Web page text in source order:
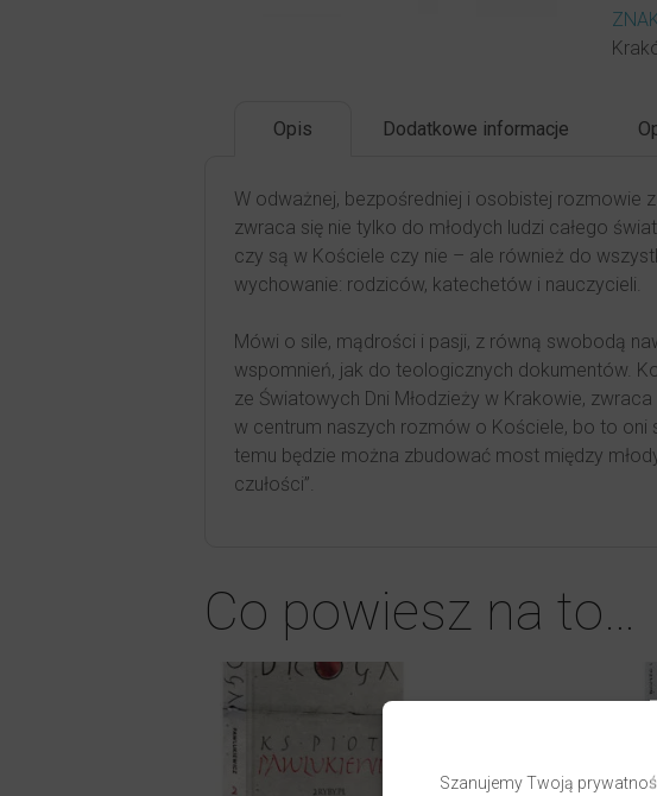
Szanujemy Twoją
Opis Dodatkowe informacje
W odważnej, bezpośredniej i osobistej rozmowie
zwraca się nie tylko do młodych ludzi całego
czy są w Kościele czy nie – ale również do
wychowanie: rodziców, katechetów i nauczycieli.
Mówi o sile, mądrości i pasji, z równą swobodą
wspomnień, jak do teologicznych dokumentów.
ze Światowych Dni Młodzieży w Krakowie,
w centrum naszych rozmów o Kościele, bo to oni
temu będzie można zbudować most między
czułości”.
Co powiesz na to…